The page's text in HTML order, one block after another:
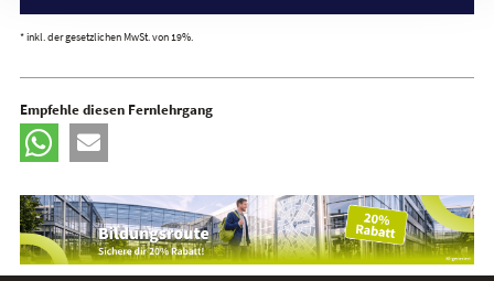
* inkl. der gesetzlichen MwSt. von 19%.
Empfehle diesen Fernlehrgang